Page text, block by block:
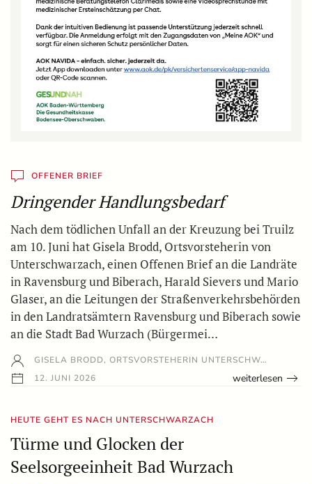
OFFENER BRIEF
Dringender Handlungsbedarf
Nach dem tödlichen Unfall an der Kreuzung bei Truilz
am 10. Juni hat Gisela Brodd, Ortsvorsteherin von
Unterschwarzach, einen Offenen Brief an die Landräte
in Ravensburg und Biberach, Harald Sievers und Mario
Glaser, an die Leitungen der Straßenverkehrsbehörden
in den Landratsämtern Ravensburg und Biberach sowie
an die Stadt Bad Wurzach (Bürgermei…
GISELA BRODD, ORTSVORSTEHERIN UNTERSCHW…
12. JUNI 2026
weiterlesen
HEUTE GEHT ES NACH UNTERSCHWARZACH
Türme und Glocken der
Seelsorgeeinheit Bad Wurzach